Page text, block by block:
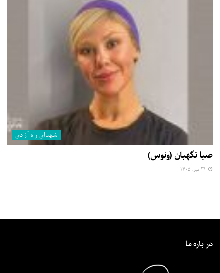
شهدای راه آزادی
صبا نگهبان (ونوس)
در باره ما